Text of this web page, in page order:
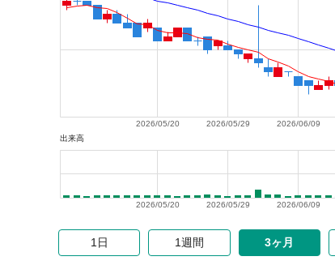
2026/06/09
2026/05/29
2026/05/20
出来高
2026/06/09
2026/05/29
2026/05/20
1日 1週間 3ヶ月